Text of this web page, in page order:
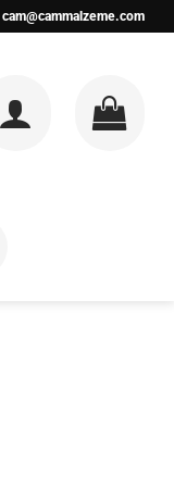
cam@cammalzeme.com